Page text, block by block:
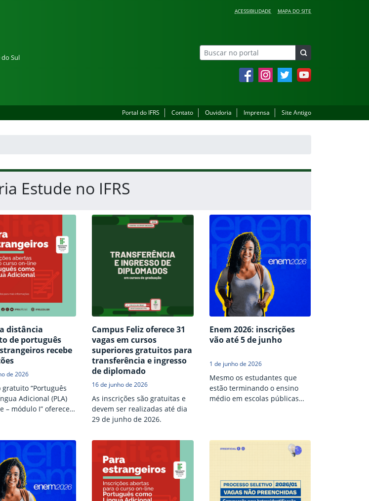
ACESSIBILIDADE MAPA DO SITE
Sul
FacebookInstagramTwitter YouTube
Portal do IFRS Contato Ouvidoria Imprensa Site Antigo
Estude no IFRS
distância
de português
recebe
de 2026
gratuito “Português
Adicional (PLA)
– módulo I” oferece
sobre a língua
culturais. As
vão até 31 de julho.
mais inscritos do
a seleção será por
inscrição.
Campus Feliz oferece 31
vagas em cursos
superiores gratuitos para
transferência e ingresso
de diplomado
16 de junho de 2026
As inscrições são gratuitas e
devem ser realizadas até dia
29 de junho de 2026.
Enem 2026: inscrições
vão até 5 de junho
1 de junho de 2026
Mesmo os estudantes que
estão terminando o ensino
médio em escolas públicas